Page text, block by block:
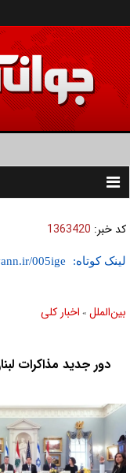
Toggle
کد خبر: 1363420
لینک کوتاه:
بين‌الملل » اخبار كلی
دور جدید مذاکرات